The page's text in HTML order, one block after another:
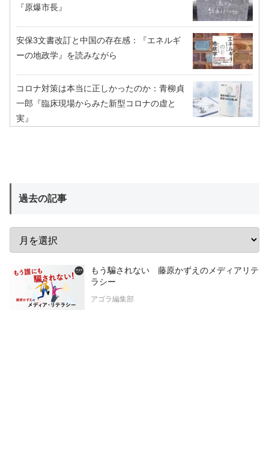
『原爆市長』
安保3文書改訂と中国の存在感：『エネルギ
ーの地政学』を読みながら
コロナ対策は本当に正しかったのか：青柳貞
一郎『臨床現場からみた新型コロナの虚と
実』
過去の記事
もう騙されない 藤原かずえのメディアリテ
ラシー
アゴラ編集部